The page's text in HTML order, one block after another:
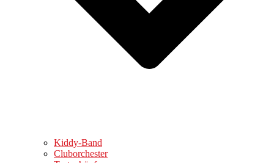
Kiddy-Band
Cluborchester